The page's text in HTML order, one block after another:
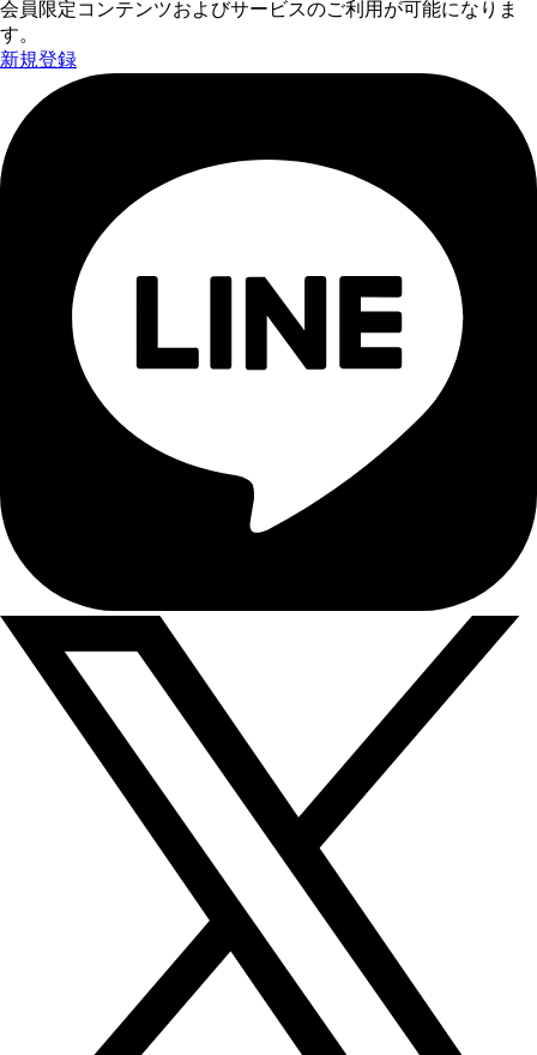
会員限定コンテンツおよびサービスのご利用が可能になりま
す。
新規登録